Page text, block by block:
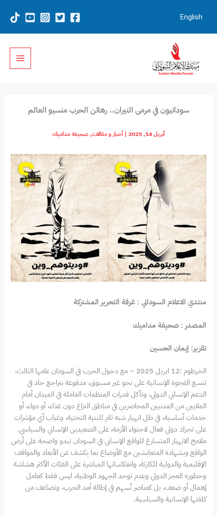
English
سودانيون في مرمى النيران.. رهائن الحرب منسيو العالم
أبريل 14, 2025 | أخبار و مقالات, صحيفة مداميك
منتدي الاعلام السوداني : غرفة التحرير المشتركة
المصدر : صحيفة مداميك
تقرير: إيمان الحسين
الخرطوم :12 ابريل 2025 – مع دخول الحرب في السودان عامها الثالث،
تتسع الفجوة الإنسانية على نحو غير مسبوق، مدفوعة بتراجع حاد في
الدعم الإنساني الدولي، وتآكل قدرات المنظمات العاملة في الميدان أمام
الملايين من المدنيين المحاصرين في مناطق النزاع دون غذاء، أو دواء، أو
خدمات أساسية، في ظل انهيار شبه تام للبنية التحتية، وغياب أي مؤشرات
على تحرك دولي فعال لاحتواء الأزمة، على الصعيدين الإنساني والسياسي.
ملامح الانهيار المتسارع للواقع الإنساني في السودان تبدو واضحة على أرض
الواقع وبشهادة المتعايشين مع الأوضاع بما يكشف عن الأبعاد والمواقف
الإقليمية والدولية للكارثة، وانعكاساتها المباشرة على الفئات الأكثر هشاشة
وخطورة العجز الدولي وعدم توحد الجهود الوطنية، ليس فقط كعامل
إهمال أو ضعف، بل كعناصر تُسهم في إطالة أمد الحرب، وتضاعف من
كلفتها الإنسانية والسياسية.